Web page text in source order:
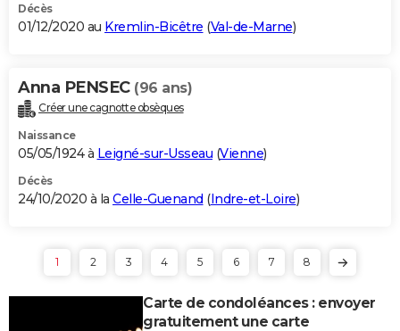
Décès
01/12/2020 au Kremlin-Bicêtre (Val-de-Marne)
Anna PENSEC (96 ans)
Créer une cagnotte obsèques
Naissance
05/05/1924 à Leigné-sur-Usseau (Vienne)
Décès
24/10/2020 à la Celle-Guenand (Indre-et-Loire)
1 2 3 4 5 6 7 8
Carte de condoléances : envoyer
gratuitement une carte